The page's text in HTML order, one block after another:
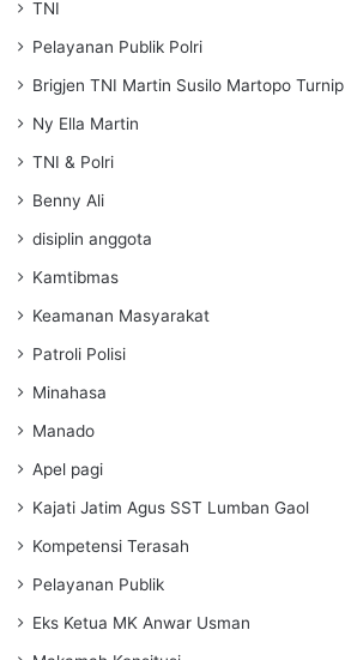
TNI
Pelayanan Publik Polri
Brigjen TNI Martin Susilo Martopo Turnip
Ny Ella Martin
TNI & Polri
Benny Ali
disiplin anggota
Kamtibmas
Keamanan Masyarakat
Patroli Polisi
Minahasa
Manado
Apel pagi
Kajati Jatim Agus SST Lumban Gaol
Kompetensi Terasah
Pelayanan Publik
Eks Ketua MK Anwar Usman